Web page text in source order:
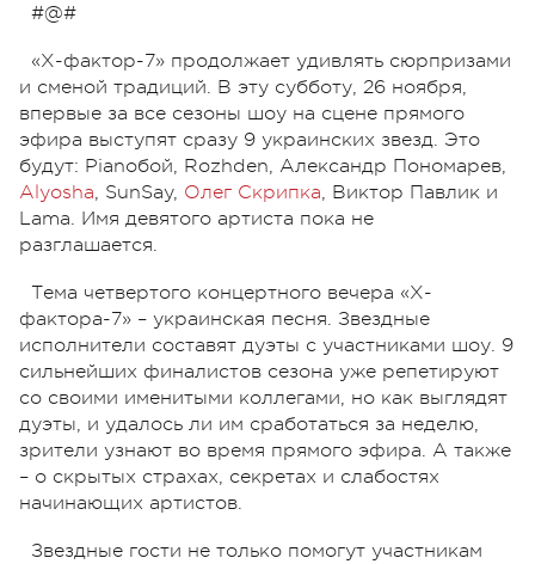
#@#
«Х-фактор-7» продолжает удивлять сюрпризами
и сменой традиций. В эту субботу, 26 ноября,
впервые за все сезоны шоу на сцене прямого
эфира выступят сразу 9 украинских звезд. Это
будут: Pianoбой, Rozhden, Александр Пономарев,
Alyosha, SunSay, Олег Скрипка, Виктор Павлик и
Lama. Имя девятого артиста пока не
разглашается.
Тема четвертого концертного вечера «Х-
фактора-7» – украинская песня. Звездные
исполнители составят дуэты с участниками шоу. 9
сильнейших финалистов сезона уже репетируют
со своими именитыми коллегами, но как выглядят
дуэты, и удалось ли им сработаться за неделю,
зрители узнают во время прямого эфира. А также
– о скрытых страхах, секретах и слабостях
начинающих артистов.
Звездные гости не только помогут участникам